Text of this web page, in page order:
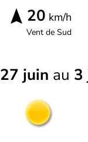
20 km/h
Vent deSud
27 juin au 3